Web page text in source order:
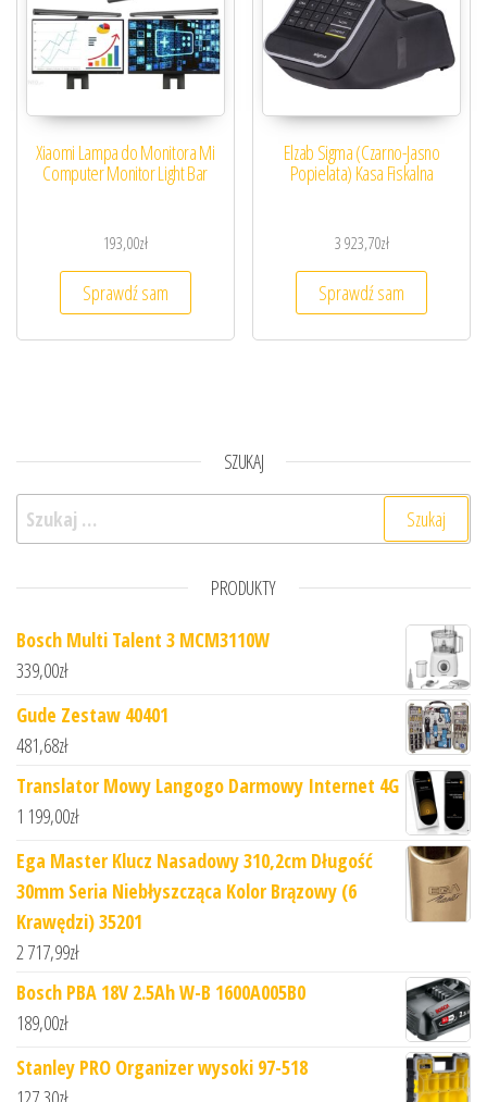
Xiaomi Lampa do Monitora Mi
Computer Monitor Light Bar
193,00zł
Sprawdź sam
Elzab Sigma (Czarno-Jasno
Popielata) Kasa Fiskalna
3 923,70zł
Sprawdź sam
SZUKAJ
Szukaj:
PRODUKTY
Bosch Multi Talent 3 MCM3110W
339,00zł
Gude Zestaw 40401
481,68zł
Translator Mowy Langogo Darmowy Internet 4G
1 199,00zł
Ega Master Klucz Nasadowy 310,2cm Długość
30mm Seria Niebłyszcząca Kolor Brązowy (6
Krawędzi) 35201
2 717,99zł
Bosch PBA 18V 2.5Ah W-B 1600A005B0
189,00zł
Stanley PRO Organizer wysoki 97-518